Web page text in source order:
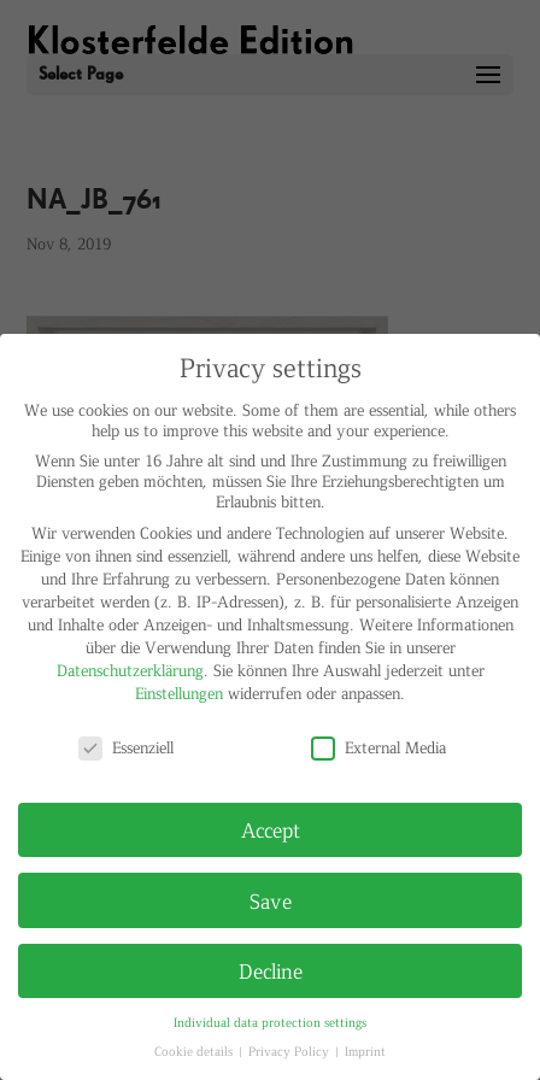
Select Page
NA_JB_761
Nov 8, 2019
IMPRINT
PRIVACY POLICY
© HELGA MARIA KLOSTERFELDE | ALL RIGHTS RESERVED
Privacy settings
We use cookies on our website. Some of them are essential, while others
help us to improve this website and your experience.
Wenn Sie unter 16 Jahre alt sind und Ihre Zustimmung zu freiwilligen
Diensten geben möchten, müssen Sie Ihre Erziehungsberechtigten um
Erlaubnis bitten.
Wir verwenden Cookies und andere Technologien auf unserer Website.
Einige von ihnen sind essenziell, während andere uns helfen, diese Website
und Ihre Erfahrung zu verbessern. Personenbezogene Daten können
verarbeitet werden (z. B. IP-Adressen), z. B. für personalisierte Anzeigen
und Inhalte oder Anzeigen- und Inhaltsmessung. Weitere Informationen
über die Verwendung Ihrer Daten finden Sie in unserer
Datenschutzerklärung. Sie können Ihre Auswahl jederzeit unter
Einstellungen widerrufen oder anpassen.
Essenziell
External Media
Accept
Save
Decline
Individual data protection settings
Cookie details
Privacy Policy Imprint